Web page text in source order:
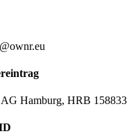
Hamburg, HRB 158833